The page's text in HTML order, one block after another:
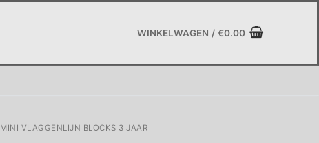
WINKELWAGEN / €0.00
MINI VLAGGENLIJN BLOCKS 3 JAAR